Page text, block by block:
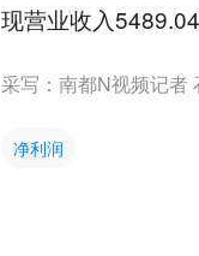
现营业收入
采写：南都N视频记者
净利润